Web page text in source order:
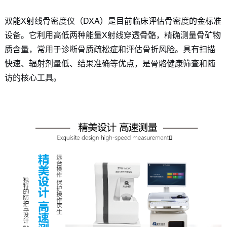
双能X射线骨密度仪（DXA）是目前临床评估骨密度的金标准
设备。它利用高低两种能量X射线穿透骨骼，精确测量骨矿物
质含量，常用于诊断骨质疏松症和评估骨折风险。具有扫描
快速、辐射剂量低、结果准确等优点，是骨骼健康筛查和随
访的核心工具。